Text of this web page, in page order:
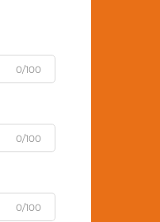
0/100
0/100
0/100